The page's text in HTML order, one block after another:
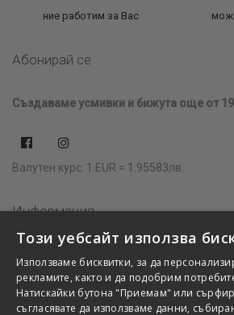
ние работим за Вас
Абонирай се
Създаваме усмивки и бижута още от
Валутен курс: 1 EUR = 1.95583лв.
Информация
Имаш нужда от помощ?
Къде да ни намерите?
Този уебсайт използва
Използваме бисквитки, за да
рекламите, както и да подобрим
Натискайки бутона "Приемам" или
съгласявате да използваме данни,